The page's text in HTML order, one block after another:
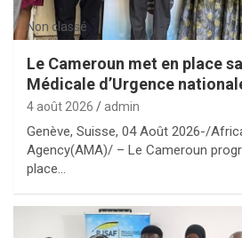
Non classé
Le Cameroun met en place
Médicale d’Urgence
4 août 2026 admin
Genève, Suisse, 04 Août 2026-/
Agency(AMA)/ – Le Cameroun
place…